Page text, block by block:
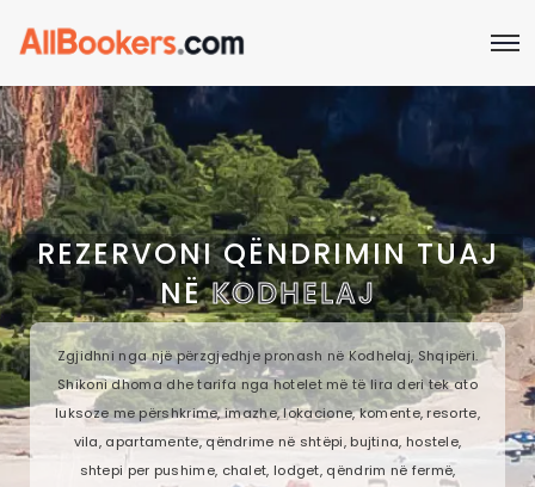
REZERVONI QËNDRIMIN TUAJ
NËKODHELAJ
Zgjidhni nga një përzgjedhje pronash në Kodhelaj, Shqipëri.
Shikoni dhoma dhe tarifa nga hotelet më të lira deri tek ato
luksoze me përshkrime, imazhe, lokacione, komente, resorte,
vila, apartamente, qëndrime në shtëpi, bujtina, hostele,
shtepi per pushime, chalet, lodget, qëndrim në fermë,